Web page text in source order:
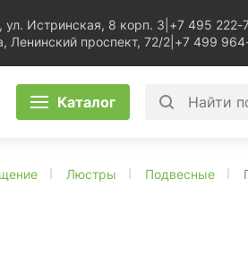
Истринская, 8 корп. 3 +7 495 222-
Ленинский проспект, 72/2 +7 499
Каталог
Люстры Подвесные